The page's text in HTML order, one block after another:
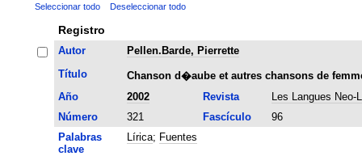
Seleccionar todo Deseleccionar todo
Registro
Autor
Pellen.Barde, Pierrette
Título
Chanson d�aube et autres chansons de
Año
2002 Revista
Les Langues Neo-
Número
321 Fascículo
96
Palabras
clave
Lírica; Fuentes